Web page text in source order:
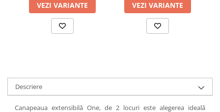
VEZI VARIANTE VEZI VARIANTE
Descriere
Canapeaua extensibilă One, de 2 locuri este alegerea ideală